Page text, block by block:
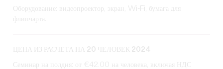
Оборудование: видеопроектор, экран, Wi-Fi, бумага для
флипчарта.
ЦЕНА ИЗ РАСЧЕТА НА 20 ЧЕЛОВЕК 2024
Семинар на полдня: от €42.00 на человека, включая НДС